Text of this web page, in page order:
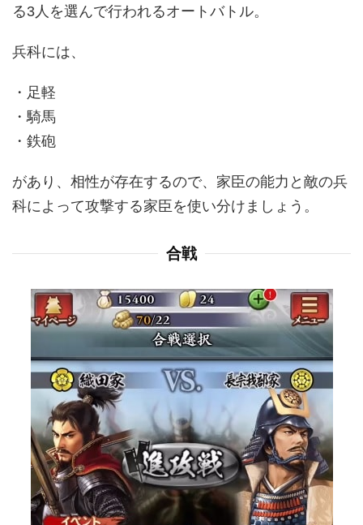
る3人を選んで行われるオートバトル。
兵科には、
・足軽
・騎馬
・鉄砲
があり、相性が存在するので、家臣の能力と敵の兵
科によって攻撃する家臣を使い分けましょう。
合戦